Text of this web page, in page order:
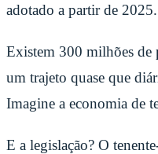
adotado a partir de 2025.
Existem 300 milhões de
um trajeto quase que
Imagine a economia de
E a legislação? O